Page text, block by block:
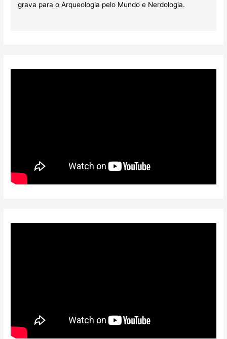
grava para o Arqueologia pelo Mundo e Nerdologia.